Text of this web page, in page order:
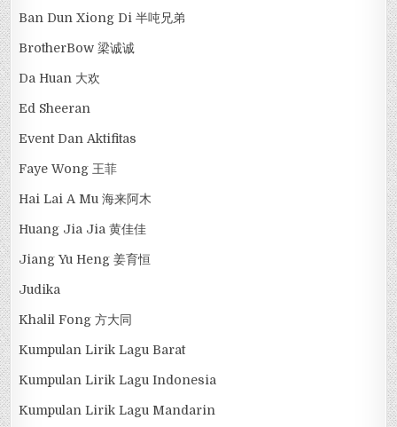
Ban Dun Xiong Di 半吨兄弟
BrotherBow 梁诚诚
Da Huan 大欢
Ed Sheeran
Event Dan Aktifitas
Faye Wong 王菲
Hai Lai A Mu 海来阿木
Huang Jia Jia 黄佳佳
Jiang Yu Heng 姜育恒
Judika
Khalil Fong 方大同
Kumpulan Lirik Lagu Barat
Kumpulan Lirik Lagu Indonesia
Kumpulan Lirik Lagu Mandarin